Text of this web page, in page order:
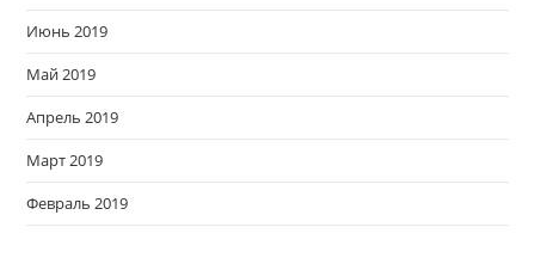
Июнь 2019
Май 2019
Апрель 2019
Март 2019
Февраль 2019